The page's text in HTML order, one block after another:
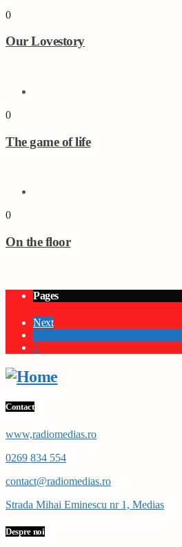
0
Our Lovestory
0
The game of life
0
On the floor
Pages
Next
2
Contact
www,radiomedias.ro
0269 834 554
contact@radiomedias.ro
Strada Mihai Eminescu nr 1, Medias
Despre noi